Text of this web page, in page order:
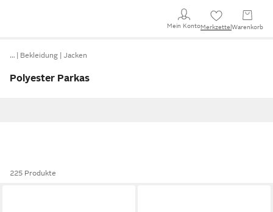
Mein KontoMerkzettel Warenkorb
… Bekleidung Jacken
Polyester Parkas
225 Produkte